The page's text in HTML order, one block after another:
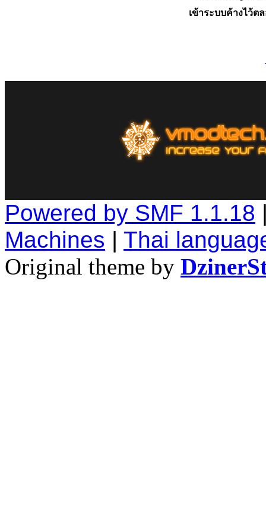
เข้าระบบค้างไว้ต
Powered by SMF 1.1.18
Machines | Thai
Original theme by